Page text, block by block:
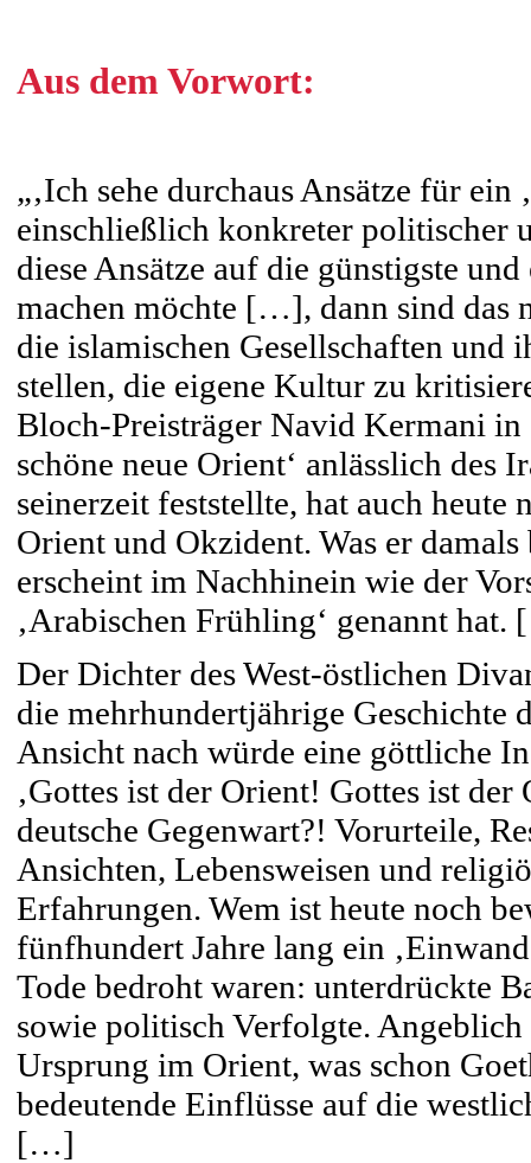
Aus dem Vorwort:
„‚Ich sehe durchaus Ansätze für ein
einschließlich konkreter politischer
diese Ansätze auf die günstigste
machen möchte […], dann sind das
die islamischen Gesellschaften und
stellen, die eigene Kultur zu
Bloch-Preisträger Navid Kermani
schöne neue Orient‘ anlässlich des
seinerzeit feststellte, hat auch
Orient und Okzident. Was er
erscheint im Nachhinein wie der
‚Arabischen Frühling‘ genannt
Der Dichter des West-östlichen
die mehrhundertjährige Geschichte
Ansicht nach würde eine göttliche
‚Gottes ist der Orient! Gottes ist
deutsche Gegenwart?! Vorurteile,
Ansichten, Lebensweisen und
Erfahrungen. Wem ist heute noch
fünfhundert Jahre lang ein
Tode bedroht waren: unterdrückte
sowie politisch Verfolgte. Angeblich
Ursprung im Orient, was schon
bedeutende Einflüsse auf die
[…]